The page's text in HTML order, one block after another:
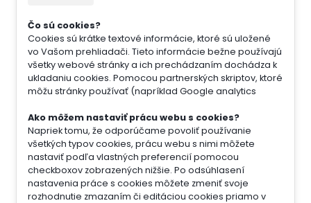
Čo sú cookies?
Cookies sú krátke textové informácie, ktoré sú uložené
vo Vašom prehliadači. Tieto informácie bežne používajú
všetky webové stránky a ich prechádzaním dochádza k
ukladaniu cookies. Pomocou partnerských skriptov, ktoré
môžu stránky používať (napríklad Google analytics
Ako môžem nastaviť prácu webu s cookies?
Napriek tomu, že odporúčame povoliť používanie
všetkých typov cookies, prácu webu s nimi môžete
nastaviť podľa vlastných preferencií pomocou
checkboxov zobrazených nižšie. Po odsúhlasení
nastavenia práce s cookies môžete zmeniť svoje
rozhodnutie zmazaním či editáciou cookies priamo v